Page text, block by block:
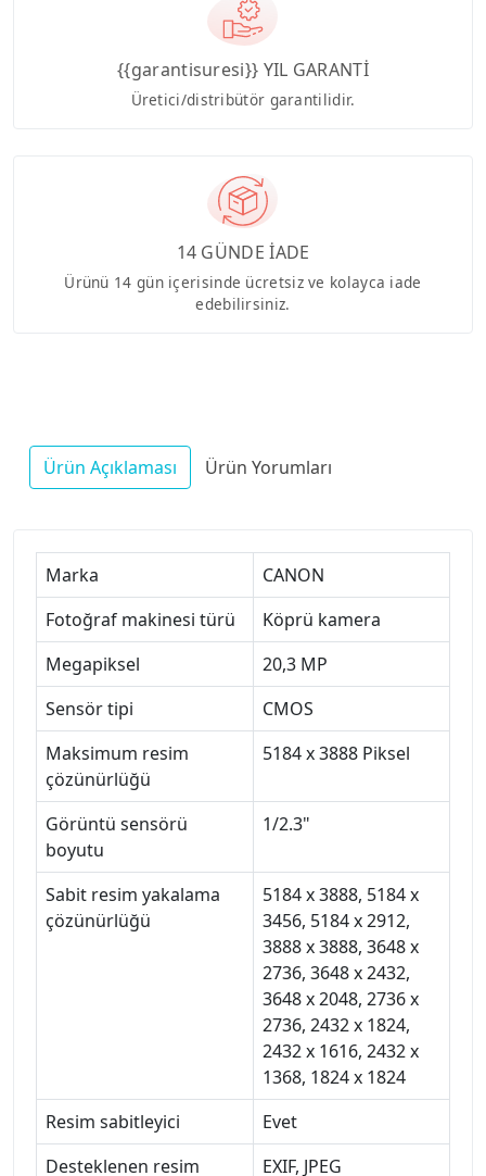
{{garantisuresi}} YIL GARANTİ
Üretici/distribütör garantilidir.
14 GÜNDE İADE
Ürünü 14 gün içerisinde ücretsiz ve kolayca iade
edebilirsiniz.
Ürün Açıklaması Ürün Yorumları
Marka
CANON
Fotoğraf makinesi türü
Köprü kamera
Megapiksel
20,3 MP
Sensör tipi
CMOS
Maksimum resim
çözünürlüğü
5184 x 3888 Piksel
Görüntü sensörü
boyutu
1/2.3"
Sabit resim yakalama
çözünürlüğü
5184 x 3888, 5184 x
3456, 5184 x 2912,
3888 x 3888, 3648 x
2736, 3648 x 2432,
3648 x 2048, 2736 x
2736, 2432 x 1824,
2432 x 1616, 2432 x
1368, 1824 x 1824
Resim sabitleyici
Evet
Desteklenen resim
EXIF, JPEG